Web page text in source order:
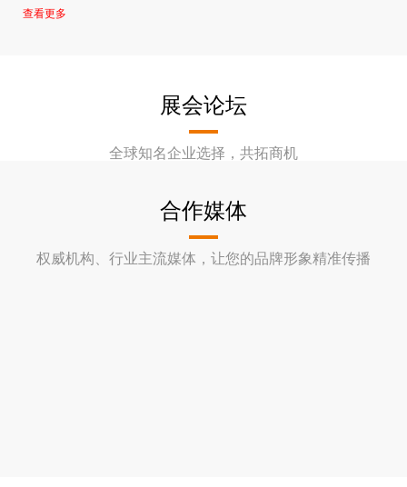
查看更多
展会论坛
全球知名企业选择，共拓商机
合作媒体
权威机构、行业主流媒体，让您的品牌形象精准传播